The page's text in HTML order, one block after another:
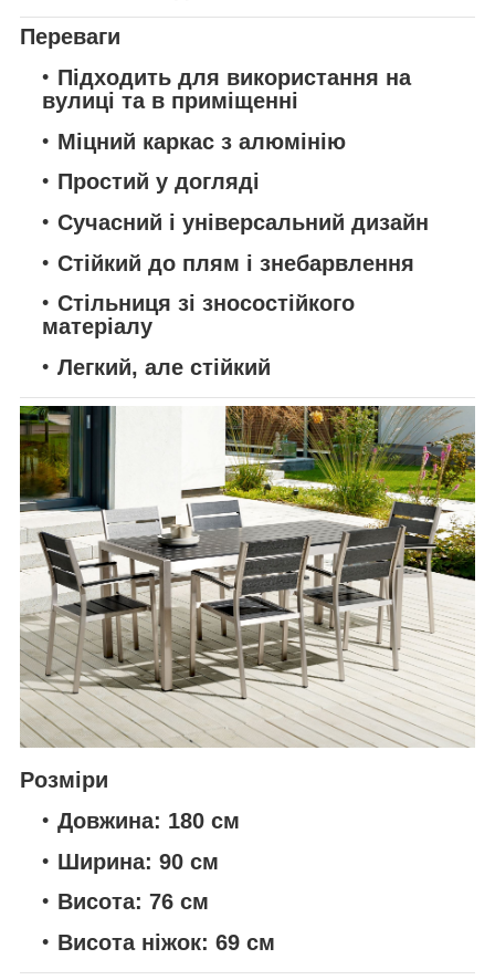
Переваги
Підходить для використання на
вулиці та в приміщенні
Міцний каркас з алюмінію
Простий у догляді
Сучасний і універсальний дизайн
Стійкий до плям і знебарвлення
Стільниця зі зносостійкого
матеріалу
Легкий, але стійкий
Розміри
Довжина: 180 см
Ширина: 90 см
Висота: 76 см
Висота ніжок: 69 см